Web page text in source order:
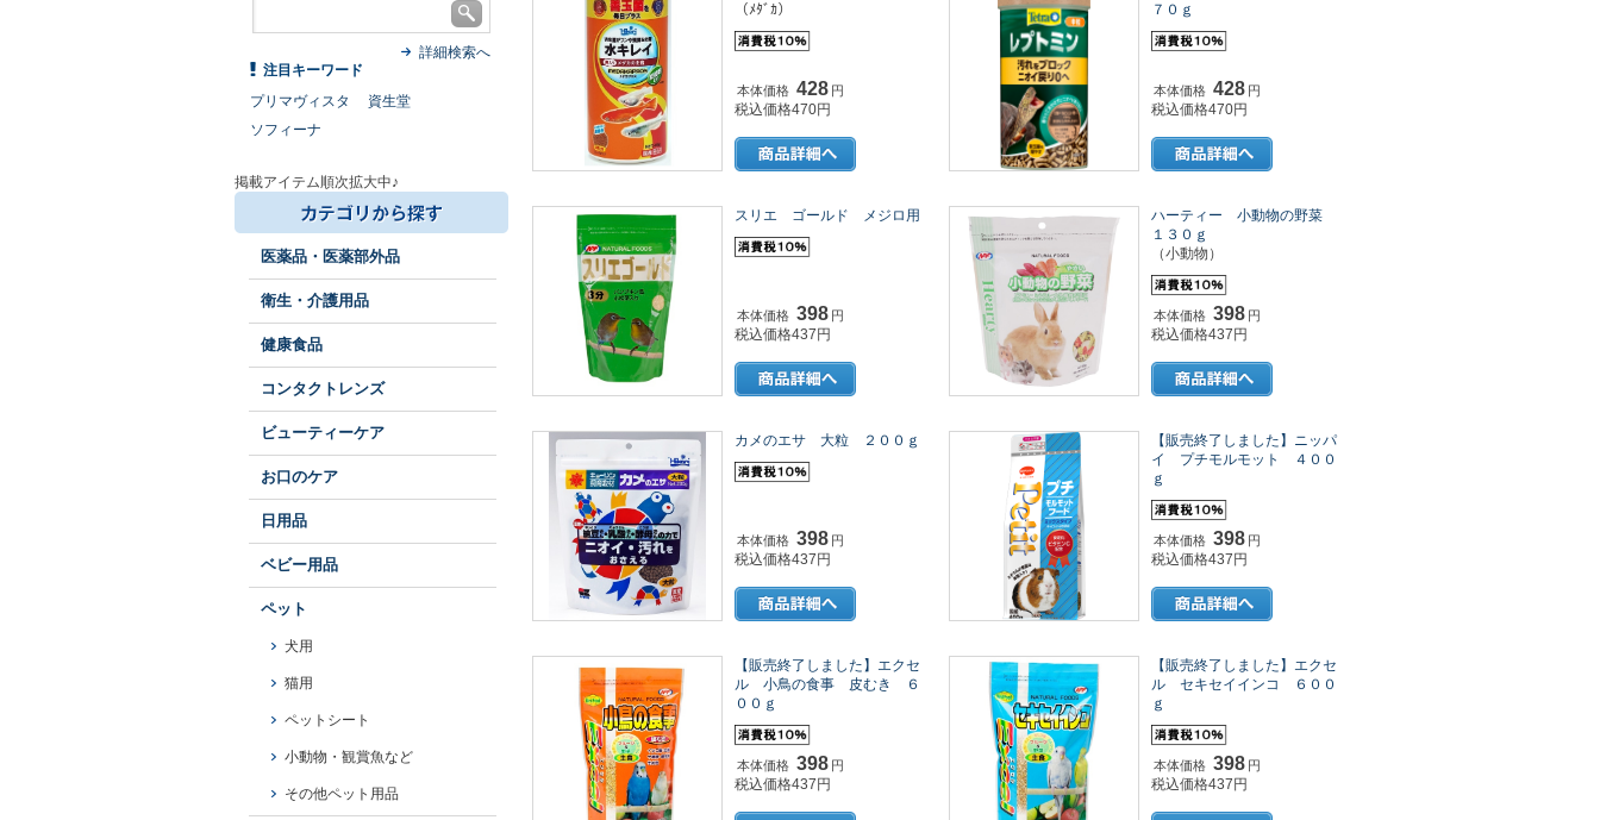
（ﾒﾀﾞｶ）
本体価格 428 円
税込価格470円
７０ｇ
本体価格 428 円
税込価格470円
スリエ ゴールド メジロ用
本体価格 398 円
税込価格437円
ハーティー 小動物の野菜
１３０ｇ
（小動物）
本体価格 398 円
税込価格437円
カメのエサ 大粒 ２００ｇ
本体価格 398 円
税込価格437円
【販売終了しました】ニッパ
イ プチモルモット ４００
ｇ
本体価格 398 円
税込価格437円
【販売終了しました】エクセ
ル 小鳥の食事 皮むき ６
００ｇ
本体価格 398 円
税込価格437円
【販売終了しました】エクセ
ル セキセイインコ ６００
ｇ
本体価格 398 円
税込価格437円
詳細検索へ
注目キーワード
プリマヴィスタ
資生堂
ソフィーナ
掲載アイテム順次拡大中♪
医薬品・医薬部外品
衛生・介護用品
健康食品
コンタクトレンズ
ビューティーケア
お口のケア
日用品
ベビー用品
ペット
犬用
猫用
ペットシート
小動物・観賞魚など
その他ペット用品